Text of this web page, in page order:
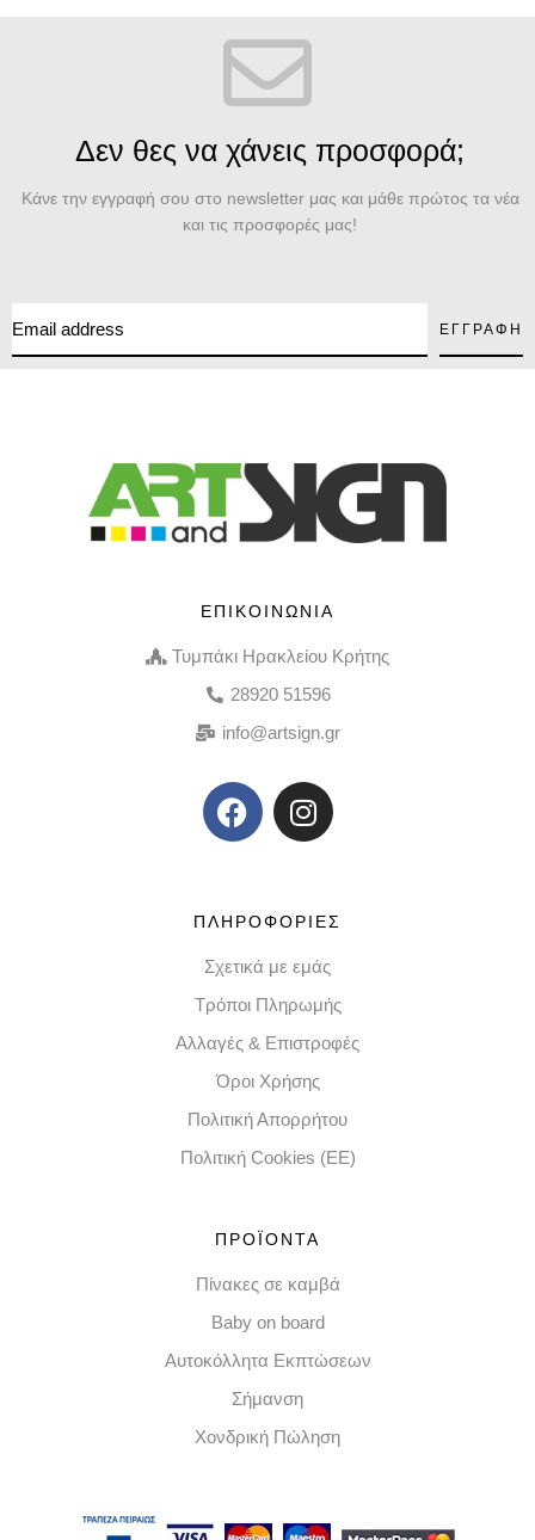
Δεν θες να χάνεις προσφορά;
Κάνε την εγγραφή σου στο newsletter μας και μάθε πρώτος τα νέα
και τις προσφορές μας!
ΕΠΙΚΟΙΝΩΝΙΑ
Τυμπάκι Ηρακλείου Κρήτης
28920 51596
info@artsign.gr
ΠΛΗΡΟΦΟΡΙΕΣ
Σχετικά με εμάς
Τρόποι Πληρωμής
Αλλαγές & Επιστροφές
Όροι Χρήσης
Πολιτική Απορρήτου
Πολιτική Cookies (EE)
ΠΡΟΪΟΝΤΑ
Πίνακες σε καμβά
Baby on board
Αυτοκόλλητα Εκπτώσεων
Σήμανση
Χονδρική Πώληση